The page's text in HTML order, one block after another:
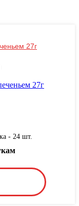
27г
- 24 шт.